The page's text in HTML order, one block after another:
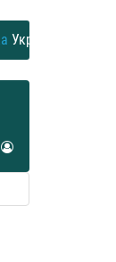
Українська